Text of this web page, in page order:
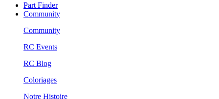
Part Finder
Community
Community
RC Events
RC Blog
Coloriages
Notre Histoire